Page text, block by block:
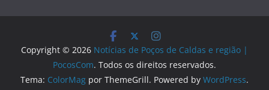
Copyright © 2026 Notícias de Poços de Caldas e região |
PocosCom. Todos os direitos reservados.
Tema: ColorMag por ThemeGrill. Powered by WordPress.